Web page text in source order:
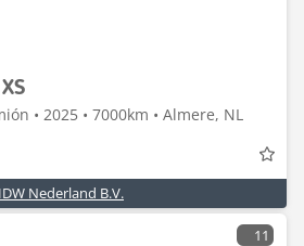
• 2025 • 7000km • Almere, NL
Nederland B.V.
11